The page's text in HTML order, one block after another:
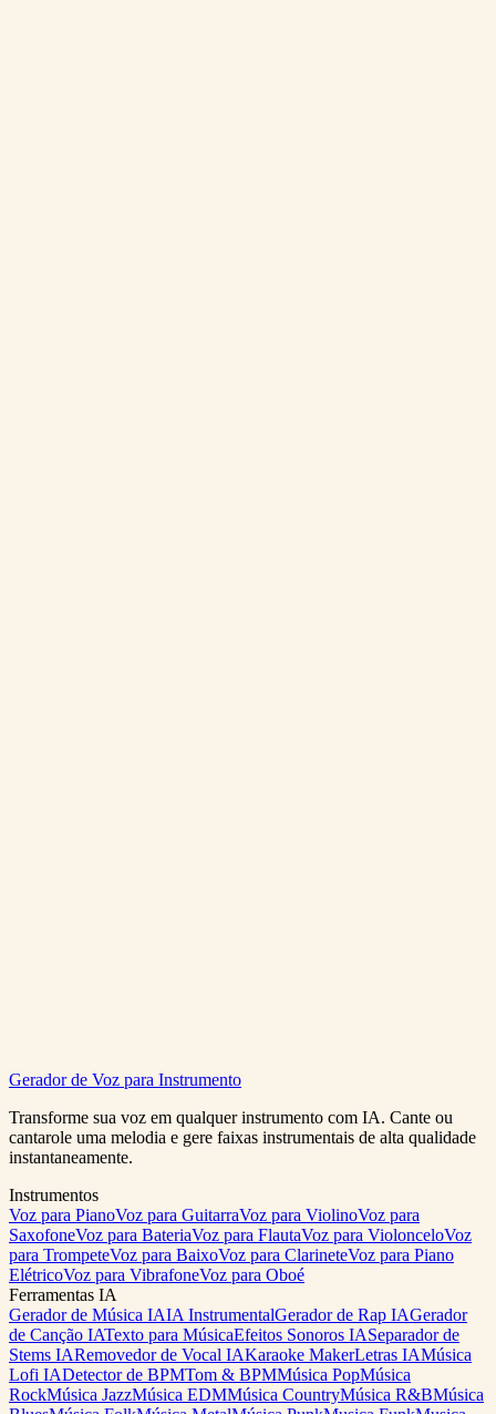
Gerar EDM Gratis Ver Precos
Gerador de Voz para Instrumento
Transforme sua voz em qualquer instrumento com IA. Cante ou
cantarole uma melodia e gere faixas instrumentais de alta qualidade
instantaneamente.
Instrumentos
Voz para PianoVoz para GuitarraVoz para ViolinoVoz para
SaxofoneVoz para BateriaVoz para FlautaVoz para ViolonceloVoz
para TrompeteVoz para BaixoVoz para ClarineteVoz para Piano
ElétricoVoz para VibrafoneVoz para Oboé
Ferramentas IA
Gerador de Música IAIA InstrumentalGerador de Rap IAGerador
de Canção IATexto para MúsicaEfeitos Sonoros IASeparador de
Stems IARemovedor de Vocal IAKaraoke MakerLetras IAMúsica
Lofi IADetector de BPMTom & BPMMúsica PopMúsica
RockMúsica JazzMúsica EDMMúsica CountryMúsica R&BMúsica